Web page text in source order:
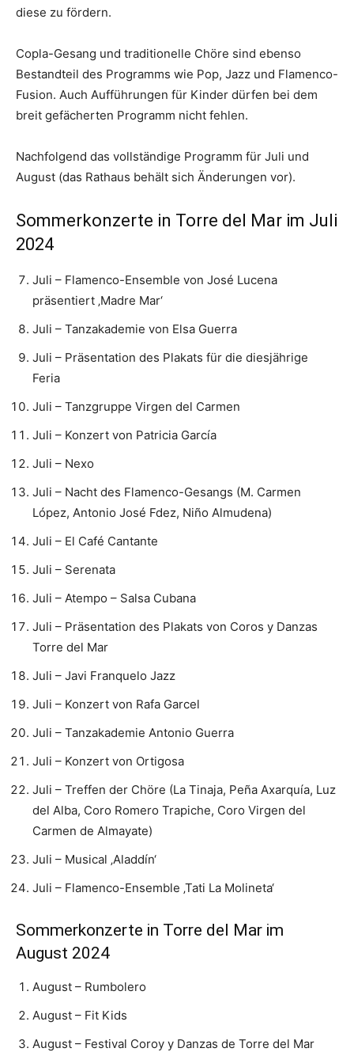
diese zu fördern.
Copla-Gesang und traditionelle Chöre sind ebenso
Bestandteil des Programms wie Pop, Jazz und Flamenco-
Fusion. Auch Aufführungen für Kinder dürfen bei dem
breit gefächerten Programm nicht fehlen.
Nachfolgend das vollständige Programm für Juli und
August (das Rathaus behält sich Änderungen vor).
Sommerkonzerte in Torre del Mar im Juli
2024
Juli – Flamenco-Ensemble von José Lucena
präsentiert ‚Madre Mar‘
Juli – Tanzakademie von Elsa Guerra
Juli – Präsentation des Plakats für die diesjährige
Feria
Juli – Tanzgruppe Virgen del Carmen
Juli – Konzert von Patricia García
Juli – Nexo
Juli – Nacht des Flamenco-Gesangs (M. Carmen
López, Antonio José Fdez, Niño Almudena)
Juli – El Café Cantante
Juli – Serenata
Juli – Atempo – Salsa Cubana
Juli – Präsentation des Plakats von Coros y Danzas
Torre del Mar
Juli – Javi Franquelo Jazz
Juli – Konzert von Rafa Garcel
Juli – Tanzakademie Antonio Guerra
Juli – Konzert von Ortigosa
Juli – Treffen der Chöre (La Tinaja, Peña Axarquía, Luz
del Alba, Coro Romero Trapiche, Coro Virgen del
Carmen de Almayate)
Juli – Musical ‚Aladdín‘
Juli – Flamenco-Ensemble ‚Tati La Molineta‘
Sommerkonzerte in Torre del Mar im
August 2024
August – Rumbolero
August – Fit Kids
August – Festival Coroy y Danzas de Torre del Mar